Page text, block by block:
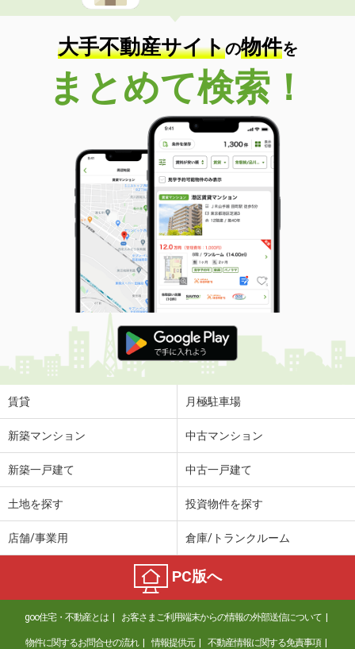
大手不動産サイトの物件を
まとめて検索！
賃貸 月極駐車場
新築マンション 中古マンション
新築一戸建て 中古一戸建て
土地を探す 投資物件を探す
店舗/事業用 倉庫/トランクルーム
PC版へ
goo住宅・不動産とは お客さまご利用端末からの情報の外部送信について
物件に関するお問合せの流れ 情報提供元 不動産情報に関する免責事項